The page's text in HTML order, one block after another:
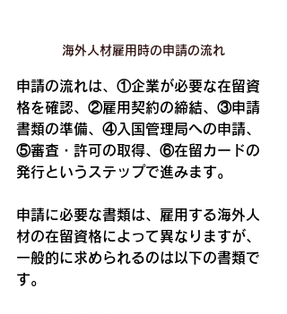
海外人材雇用時の申請の流れ
申請の流れは、①企業が必要な在留資
格を確認、②雇用契約の締結、③申請
書類の準備、④入国管理局への申請、
⑤審査・許可の取得、⑥在留カードの
発行というステップで進みます。
申請に必要な書類は、雇用する海外人
材の在留資格によって異なりますが、
一般的に求められるのは以下の書類で
す。